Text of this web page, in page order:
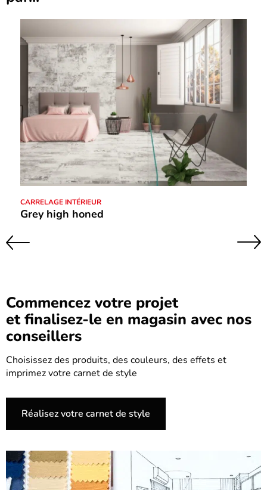
CARRELAGE INTÉRIEUR
Grey high honed
Précédent Suivant
Commencez votre projet
et finalisez-le en magasin avec nos
conseillers
Choisissez des produits, des couleurs, des effets et
imprimez votre carnet de style
Réalisez votre carnet de style